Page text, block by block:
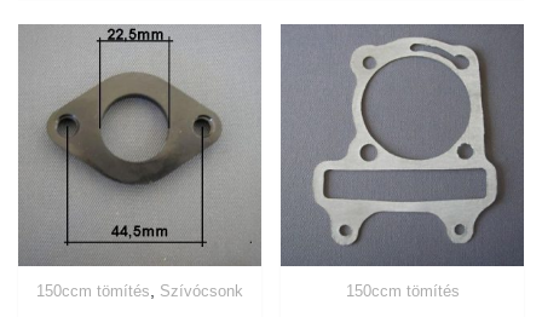
150ccm tömítés, Szívócsonk 150ccm tömítés